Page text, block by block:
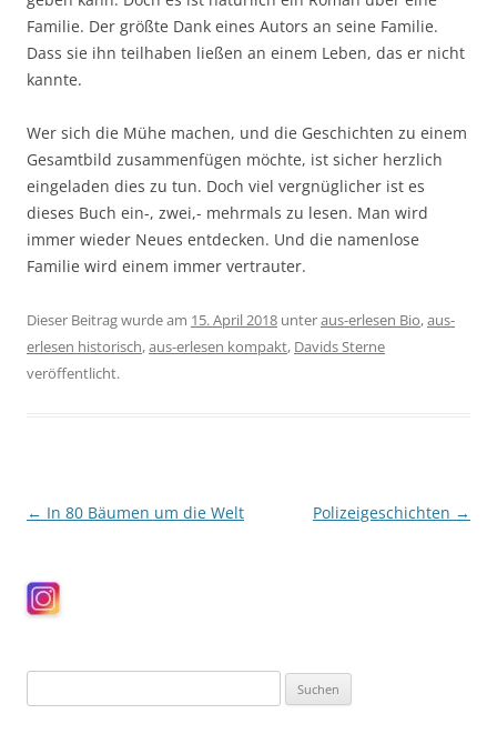
Familie. Der größte Dank eines Autors an seine Familie.
Dass sie ihn teilhaben ließen an einem Leben, das er nicht
kannte.
Wer sich die Mühe machen, und die Geschichten zu einem
Gesamtbild zusammenfügen möchte, ist sicher herzlich
eingeladen dies zu tun. Doch viel vergnüglicher ist es
dieses Buch ein-, zwei,- mehrmals zu lesen. Man wird
immer wieder Neues entdecken. Und die namenlose
Familie wird einem immer vertrauter.
Dieser Beitrag wurde am 15. April 2018 unteraus-erlesen Bio,aus-
erlesen historisch,aus-erlesen kompakt, Davids Sterne
veröffentlicht.
Beitragsnavigation
← In 80 Bäumen um die Welt Polizeigeschichten →
nach: